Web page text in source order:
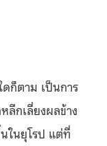
ก็ตาม เป็นการ
ลีกเลี่ยงผลข้าง
ในยุโรป แต่ที่